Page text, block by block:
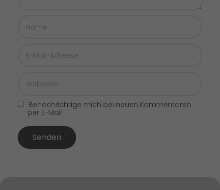
Benachrichtige mich bei neuen Kommentaren
per E-Mail
Senden